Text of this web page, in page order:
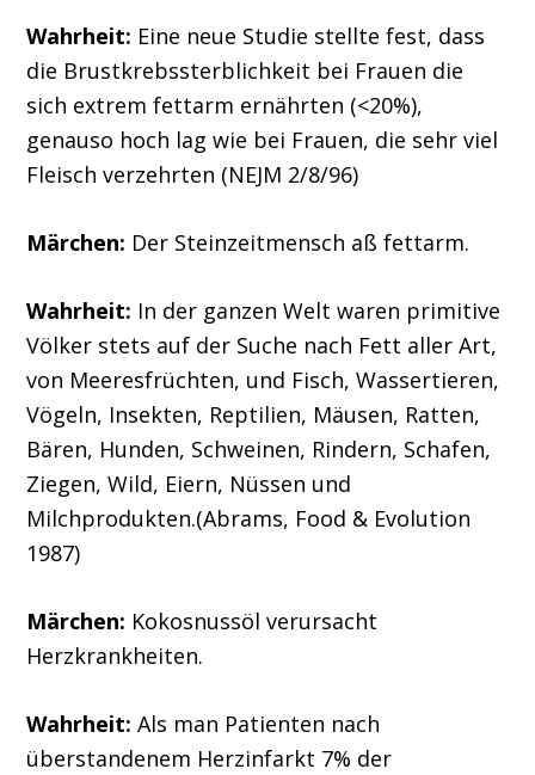
Wahrheit: Eine neue Studie stellte fest, dass
die Brustkrebssterblichkeit bei Frauen die
sich extrem fettarm ernährten (<20%),
genauso hoch lag wie bei Frauen, die sehr viel
Fleisch verzehrten (NEJM 2/8/96)
Märchen: Der Steinzeitmensch aß fettarm.
Wahrheit: In der ganzen Welt waren primitive
Völker stets auf der Suche nach Fett aller Art,
von Meeresfrüchten, und Fisch, Wassertieren,
Vögeln, Insekten, Reptilien, Mäusen, Ratten,
Bären, Hunden, Schweinen, Rindern, Schafen,
Ziegen, Wild, Eiern, Nüssen und
Milchprodukten.(Abrams, Food & Evolution
1987)
Märchen: Kokosnussöl verursacht
Herzkrankheiten.
Wahrheit:Als man Patienten nach
überstandenem Herzinfarkt 7% der